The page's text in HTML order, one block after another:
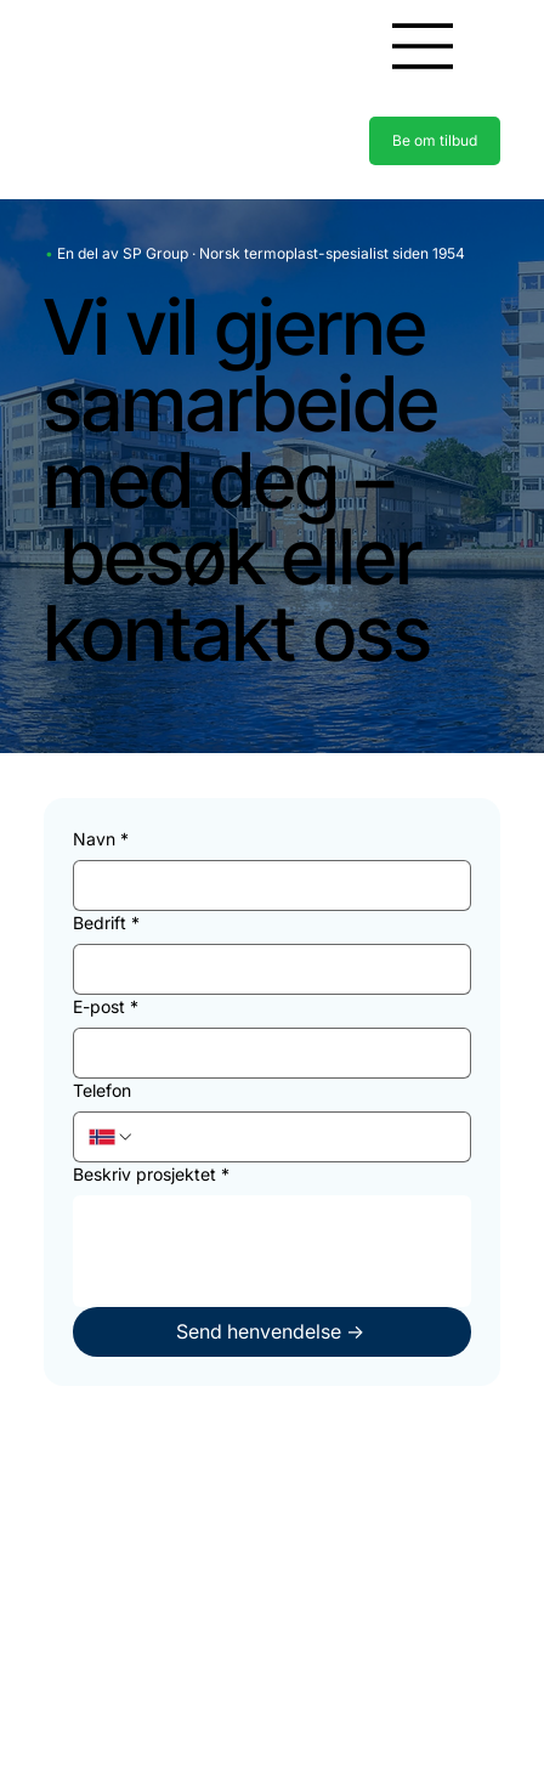
Be om tilbud
• En del av SP Group · Norsk termoplast-spesialist siden 1954
Vi vil gjerne
samarbeide
med deg –
besøk eller
kontakt oss
Navn *
Bedrift *
E-post *
Telefon
Beskriv prosjektet *
Send henvendelse ->